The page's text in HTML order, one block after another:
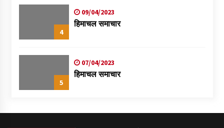
4
09/04/2023
हिमाचल समाचार
5
07/04/2023
हिमाचल समाचार